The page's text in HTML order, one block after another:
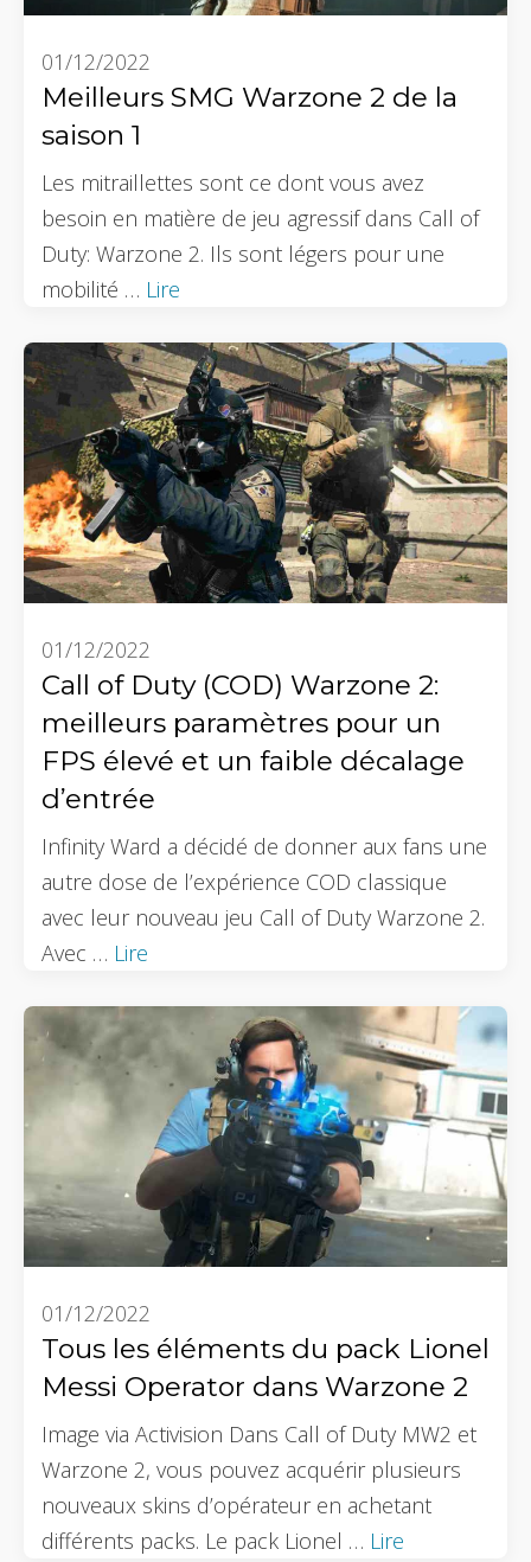
Meilleurs SMG Warzone 2 de la
saison 1
01/12/2022
Les mitraillettes sont ce dont vous avez
besoin en matière de jeu agressif dans Call of
Duty: Warzone 2. Ils sont légers pour une
mobilité … Lire
Call of Duty (COD) Warzone 2:
meilleurs paramètres pour un
FPS élevé et un faible décalage
d’entrée
01/12/2022
Infinity Ward a décidé de donner aux fans une
autre dose de l’expérience COD classique
avec leur nouveau jeu Call of Duty Warzone 2.
Avec … Lire
Tous les éléments du pack Lionel
Messi Operator dans Warzone 2
01/12/2022
Image via Activision Dans Call of Duty MW2 et
Warzone 2, vous pouvez acquérir plusieurs
nouveaux skins d’opérateur en achetant
différents packs. Le pack Lionel … Lire